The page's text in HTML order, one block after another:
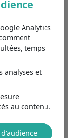
SPI4361Baux
suivantes :
sécurité
les cuissons
direct et
et
Analytics
temps
analyses et
au contenu.